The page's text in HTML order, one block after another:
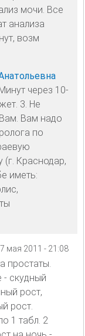
мочи. Все
анализа
возм
через 10-
3. Не
Вам надо
по
(г. Краснодар,
иметь:
мая 2011 - 21:08
простаты.
- скудный
рост,
рост.
1 табл. 2